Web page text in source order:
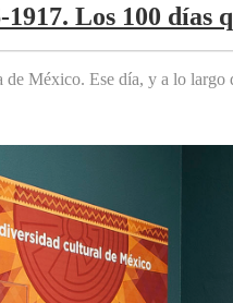
Los 100
México. Ese día, y a lo largo